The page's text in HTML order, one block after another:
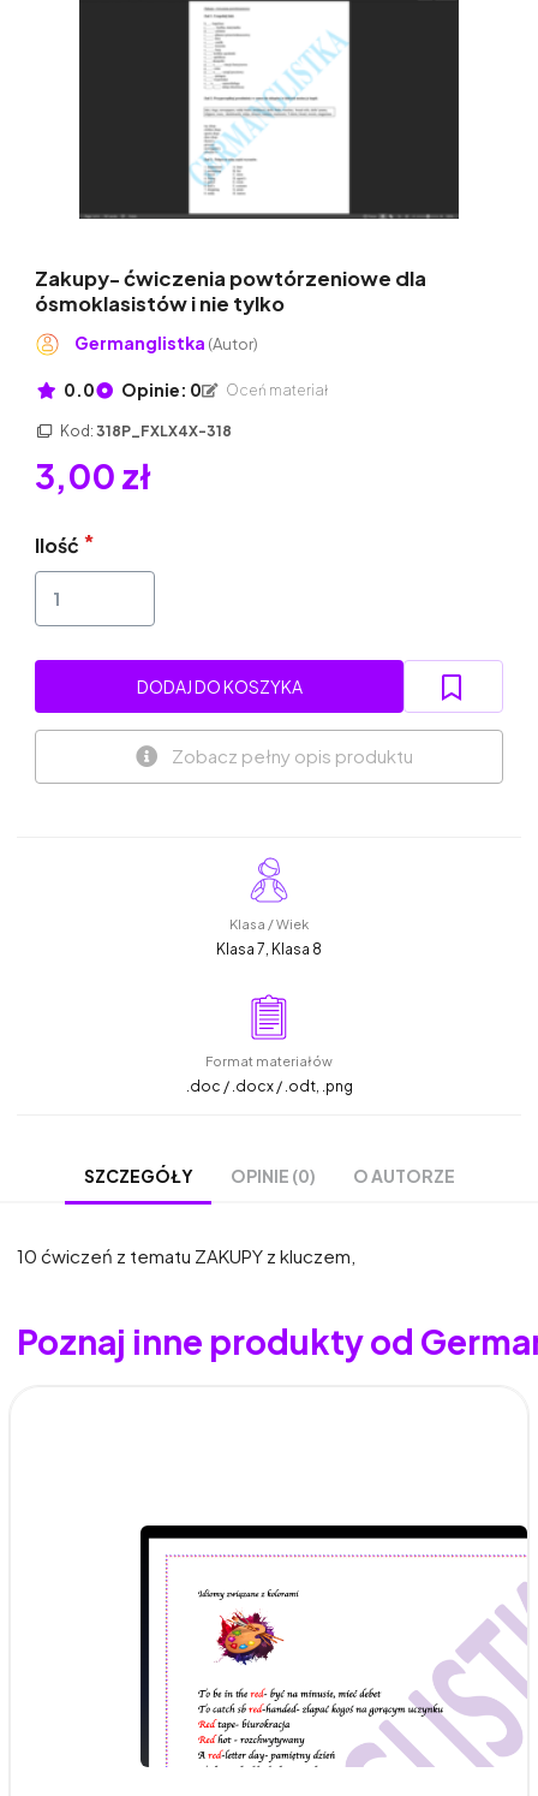
Zakupy- ćwiczenia powtórzeniowe dla
ósmoklasistów i nie tylko
Germanglistka (Autor)
0.0 Opinie: 0 Oceń materiał
Kod: 318P_FXLX4X-318
3,00 zł
Ilość
DODAJ DO KOSZYKA
Zobacz pełny opis produktu
Klasa / Wiek
Klasa 7, Klasa 8
Format materiałów
.doc / .docx / .odt, .png
SZCZEGÓŁY OPINIE (0) O AUTORZE
10 ćwiczeń z tematu ZAKUPY z kluczem,
Poznaj inne produkty od